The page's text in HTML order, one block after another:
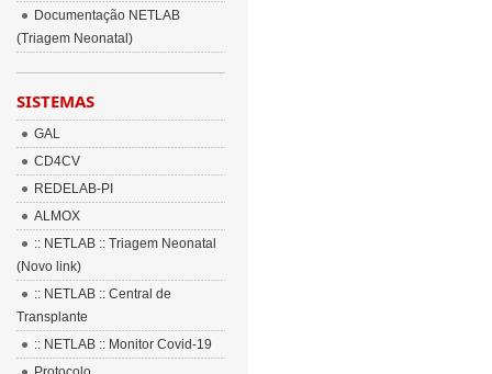
Documentação NETLAB
(Triagem Neonatal)
SISTEMAS
GAL
CD4CV
REDELAB-PI
ALMOX
:: NETLAB :: Triagem Neonatal
(Novo link)
:: NETLAB :: Central de
Transplante
:: NETLAB :: Monitor Covid-19